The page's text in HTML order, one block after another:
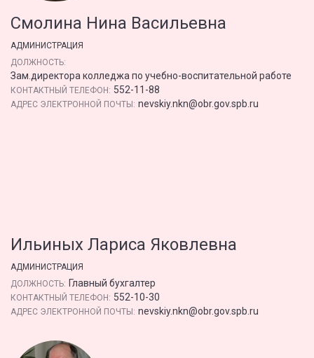
Смолина Нина Васильевна
АДМИНИСТРАЦИЯ
ДОЛЖНОСТЬ:
Зам.директора колледжа по учебно-воспитательной работе
КОНТАКТНЫЙ ТЕЛЕФОН: 552-11-88
АДРЕС ЭЛЕКТРОННОЙ ПОЧТЫ: nevskiy.nkn@obr.gov.spb.ru
Ильиных Лариса Яковлевна
АДМИНИСТРАЦИЯ
ДОЛЖНОСТЬ: Главный бухгалтер
КОНТАКТНЫЙ ТЕЛЕФОН: 552-10-30
АДРЕС ЭЛЕКТРОННОЙ ПОЧТЫ: nevskiy.nkn@obr.gov.spb.ru